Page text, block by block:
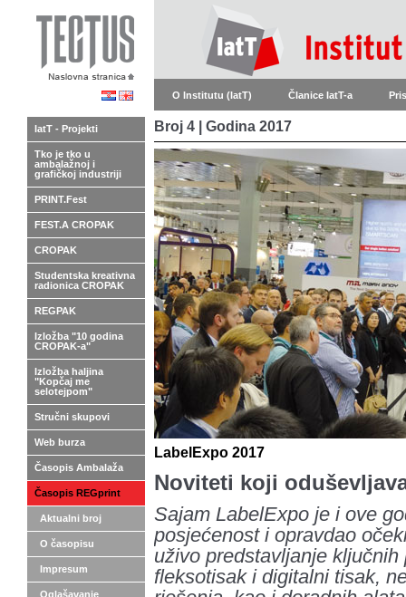
O Institutu (IatT) Članice IatT-a
Broj 4 | Godina 2017
LabelExpo 2017
Noviteti koji
Sajam LabelExpo je i ove
posjećenost i opravdao
uživo predstavljanje
fleksotisak i digitalni tisak,
IatT - Projekti
Tko je tko u
ambalažnoj i
grafičkoj industriji
PRINT.Fest
FEST.A CROPAK
CROPAK
Studentska kreativna
radionica CROPAK
REGPAK
Izložba "10 godina
CROPAK-a"
Izložba haljina
"Kopčaj me
selotejpom"
Stručni skupovi
Web burza
Časopis Ambalaža
Časopis REGprint
Aktualni broj
O časopisu
Impresum
Oglašavanje